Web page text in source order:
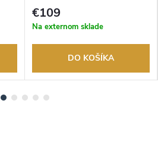
tovaru. Autorizovaný predajca.
€109
Na externom sklade
DO KOŠÍKA